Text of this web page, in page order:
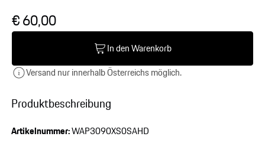
Produktbeschreibung
Artikelnummer:WAP3090XS0SAHD
€ 60,00
In den Warenkorb
Versand nur innerhalb Österreichs möglich.